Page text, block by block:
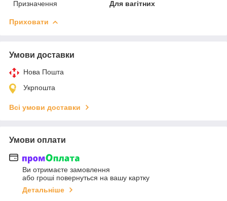
Призначення Для вагітних
Приховати
Умови доставки
Нова Пошта
Укрпошта
Всі умови доставки
Умови оплати
Ви отримаєте замовлення
або гроші повернуться на вашу картку
Детальніше